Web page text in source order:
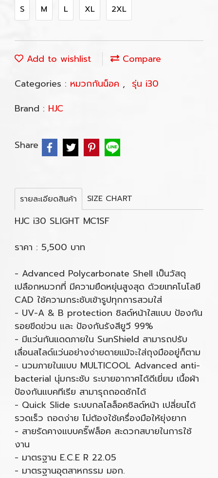
S M L XL 2XL
Add to wishlist
Compare
Categories : หมวกกันน็อค , รุ่น i30
Brand : HJC
Share
รายละเอียดสินค้า SIZE CHART
HJC i30 SLIGHT MC1SF
ราคา : 5,500 บาท
- Advanced Polycarbonate Shell เป็นวัสดุ
เปลือกหมวกที่ มีความยืดหยุ่นสูงสุด ด้วยเทคโนโลยี
CAD ใช้ความกระชับเข้ารูปทุกการสวมใส่
- UV-A & B protection ชิลด์หน้าใสแบบ ป้องกัน
รอยขีดข่วน และ ป้องกันรังสียูวี 99%
- มีแว่นกันแดดภายใน SunShield สามารถปรับ
เลื่อนสไลด์แว่นอย่างง่ายดายแม้จะใส่ถุงมืออยู่ก็ตาม
- นวมภายในแบบ MULTICOOL Advanced anti-
bacterial นุ่มกระชับ ระบายอากาศได้ดีเยี่ยม เนื้อผ้า
ป้องกันแบคทีเรีย สามารุถถอดซักได้
- Quick Slide ระบบกลไลล็อคชิลด์หน้า เปลี่ยนได้
รวดเร็ว ถอดง่าย ไม่ต้องใช้เครื่องมือให้ยุ่งยาก
- สายรัดคางแบบคริ๊ฟล็อค สะดวกสบายในการใช้
งาน
- มาตรฐาน E.C.E R 22.05
- มาตรฐานอุตสาหกรรม มอก.